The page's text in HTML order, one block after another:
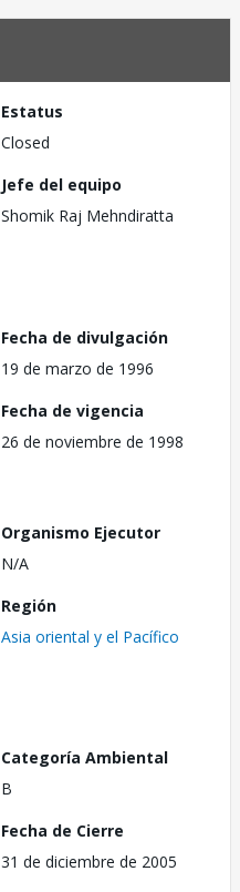
Estatus
Closed
Jefe del equipo
Shomik Raj Mehndiratta
Fecha de divulgación
19 de marzo de 1996
Fecha de vigencia
26 de noviembre de 1998
Organismo Ejecutor
N/A
Región
Asia oriental y el Pacífico
Categoría Ambiental
B
Fecha de Cierre
31 de diciembre de 2005